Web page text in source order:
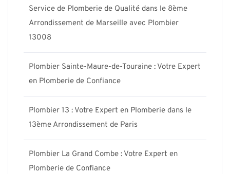
Service de Plomberie de Qualité dans le 8ème
Arrondissement de Marseille avec Plombier
13008
Plombier Sainte-Maure-de-Touraine : Votre Expert
en Plomberie de Confiance
Plombier 13 : Votre Expert en Plomberie dans le
13ème Arrondissement de Paris
Plombier La Grand Combe : Votre Expert en
Plomberie de Confiance